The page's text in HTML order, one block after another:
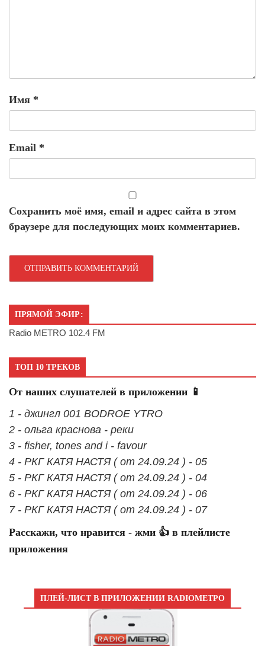
Имя *
Email *
Сохранить моё имя, email и адрес сайта в этом
браузере для последующих моих комментариев.
ПРЯМОЙ ЭФИР:
Radio METRO 102.4 FM
ТОП 10 ТРЕКОВ
От наших слушателей в приложении 📱
1 - джингл 001 BODROE YTRO
2 - ольга краснова - реки
3 - fisher, tones and i - favour
4 - РКГ КАТЯ НАСТЯ ( от 24.09.24 ) - 05
5 - РКГ КАТЯ НАСТЯ ( от 24.09.24 ) - 04
6 - РКГ КАТЯ НАСТЯ ( от 24.09.24 ) - 06
7 - РКГ КАТЯ НАСТЯ ( от 24.09.24 ) - 07
Расскажи, что нравится - жми 👍 в плейлисте
приложения
ПЛЕЙ-ЛИСТ В ПРИЛОЖЕНИИ RADIOМЕТРО